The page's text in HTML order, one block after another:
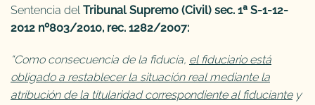
Sentencia del Tribunal Supremo (Civil) sec. 1ª S-1-12-
2012 nº803/2010, rec. 1282/2007:
“Como consecuencia de la fiducia, el fiduciario está
obligado a restablecer la situación real mediante la
atribución de la titularidad correspondiente al fiduciantey